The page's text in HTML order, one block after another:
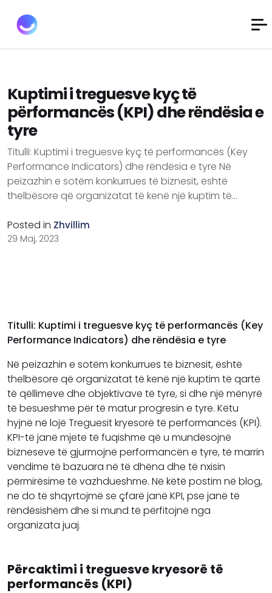
Kuptimi i treguesve kyç të
përformancës (KPI) dhe rëndësia e
tyre
Titulli: Kuptimi i treguesve kyç të performancës (Key
Performance Indicators) dhe rëndësia e tyre Në
peizazhin e sotëm konkurrues të biznesit, është
thelbësore që organizatat të kenë një kuptim të...
Posted in Zhvillim
29 Maj, 2023
Titulli: Kuptimi i treguesve kyç të performancës (Key
Performance Indicators) dhe rëndësia e tyre
Në peizazhin e sotëm konkurrues të biznesit, është
thelbësore që organizatat të kenë një kuptim të qartë
të qëllimeve dhe objektivave të tyre, si dhe një mënyrë
të besueshme për të matur progresin e tyre. Këtu
hyjnë në lojë Treguesit kryesorë të performancës (KPI).
KPI-të janë mjete të fuqishme që u mundësojnë
bizneseve të gjurmojnë performancën e tyre, të marrin
vendime të bazuara në të dhëna dhe të nxisin
përmirësime të vazhdueshme. Në këtë postim në blog,
ne do të shqyrtojmë se çfarë janë KPI, pse janë të
rëndësishëm dhe si mund të përfitojnë nga
organizata juaj.
Përcaktimi i treguesve kryesorë të
performancës (KPI)